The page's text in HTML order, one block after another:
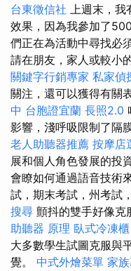
台東徵信社 上週末，我
效果，因為我參加了
們正在為活動中尋找必
請在朋友，家人或較小
關鍵字行銷專家 私家偵
關注，還可以獲得有關
中 台胞證宜蘭 長照2.0
影響，淺呼吸限制了隔
老人助聽器推薦 按摩店
展和個人角色發展的投
會瞭如何通過語音技術
試，期末考試，州考試
搜尋 顫抖的雙手好像克
助聽器 原理 臥式冷凍櫃
大多數學生試圖克服與
覺。 中式外燴菜單 家